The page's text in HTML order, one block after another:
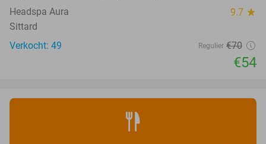
Headspa Aura 9.7 star
Sittard
Verkocht: 49
Regulier €70
€54